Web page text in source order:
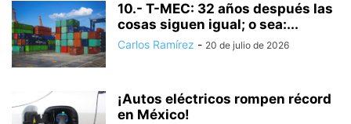
10.- T-MEC: 32 años después las
cosas siguen igual; o sea:...
Carlos Ramírez - 20 de julio de 2026
¡Autos eléctricos rompen récord
en México!